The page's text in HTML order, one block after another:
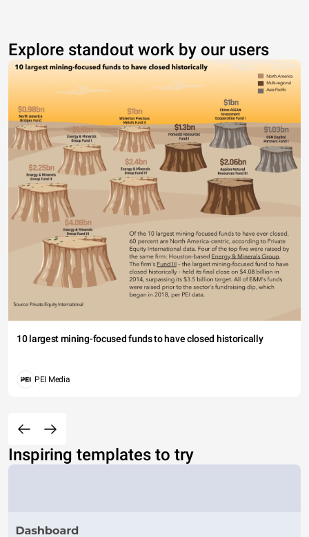
Explore standout work by our users
10 largest mining-focused funds to have closed historically
PEI Media
Inspiring templates to try